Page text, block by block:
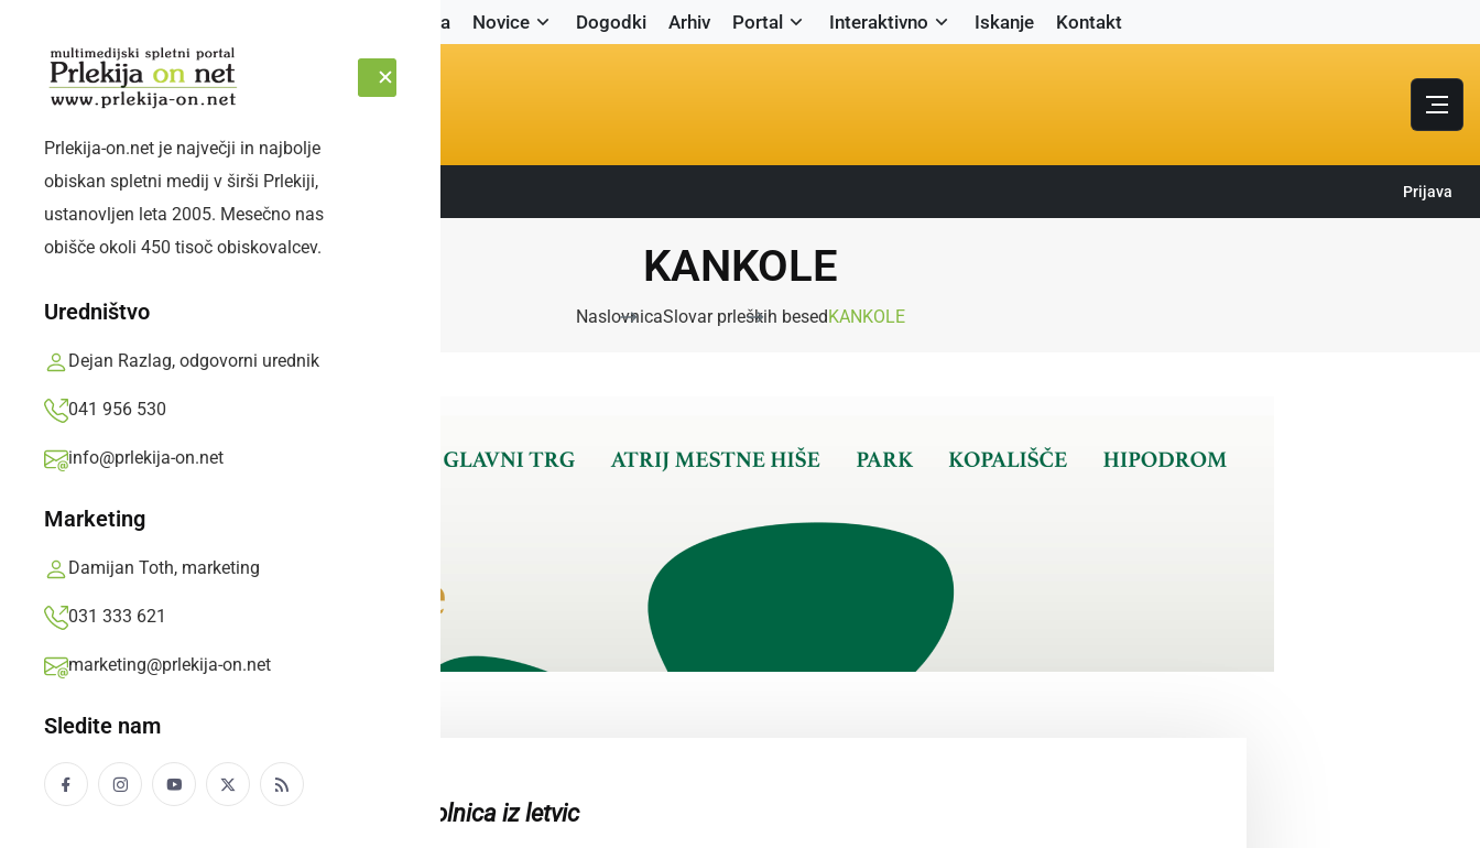
Naslovnica Novice Dogodki Arhiv Portal Interaktivno Iskanje Kontakt
PETEK, 7. AVGUST 2026 Sledite nam: Prijava
Prlekija-on.net je največji in najbolje
obiskan spletni medij v širši Prlekiji,
ustanovljen leta 2005. Mesečno nas
obišče okoli 450 tisoč obiskovalcev.
Uredništvo
Dejan Razlag, odgovorni urednik
041 956 530
info@prlekija-on.net
Marketing
Damijan Toth, marketing
031 333 621
marketing@prlekija-on.net
Sledite nam
KANKOLE
NaslovnicaSlovar prleških besedKANKOLE
lesena samokolnica iz letvic